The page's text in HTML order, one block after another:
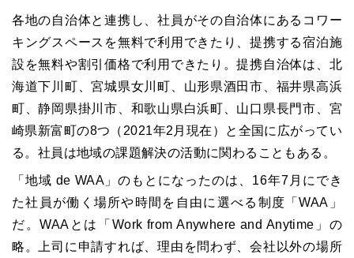
各地の自治体と連携し、社員がその自治体にあるコワー
キングスペースを無料で利用できたり、提携する宿泊施
設を無料や割引価格で利用できたり。提携自治体は、北
海道下川町、宮城県女川町、山形県酒田市、福井県高浜
町、静岡県掛川市、和歌山県白浜町、山口県長門市、宮
崎県新富町の8つ（2021年2月現在）と全国に広がってい
る。社員は地域の課題解決の活動に関わることもある。
「地域 de WAA」のもとになったのは、16年7月にでき
た社員が働く場所や時間を自由に選べる制度「WAA」
だ。WAAとは「Work from Anywhere and Anytime」の
略。上司に申請すれば、理由を問わず、会社以外の場所